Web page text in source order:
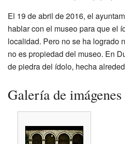
El 19 de abril de 2016, el
hablar con el museo para que el
localidad. Pero no se ha logrado
no es propiedad del museo. En
de piedra del ídolo, hecha
Galería de imágenes